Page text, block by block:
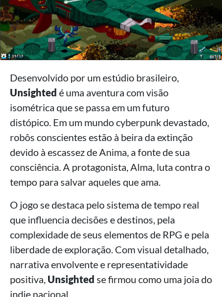
Desenvolvido por um estúdio brasileiro,
Unsighted é uma aventura com visão
isométrica que se passa em um futuro
distópico. Em um mundo cyberpunk devastado,
robôs conscientes estão à beira da extinção
devido à escassez de Anima, a fonte de sua
consciência. A protagonista, Alma, luta contra o
tempo para salvar aqueles que ama.
O jogo se destaca pelo sistema de tempo real
que influencia decisões e destinos, pela
complexidade de seus elementos de RPG e pela
liberdade de exploração. Com visual detalhado,
narrativa envolvente e representatividade
positiva, Unsighted se firmou como uma joia do
indie nacional.